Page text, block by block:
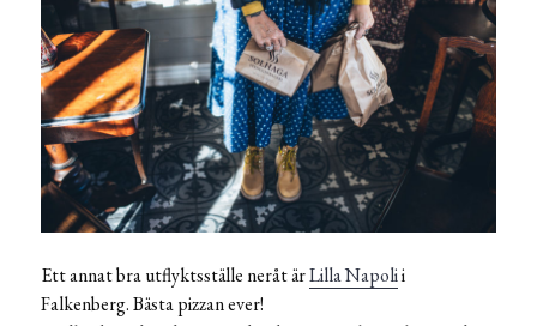
Ett annat bra utflyktsställe neråt ärLilla Napolii
Falkenberg. Bästa pizzan ever!